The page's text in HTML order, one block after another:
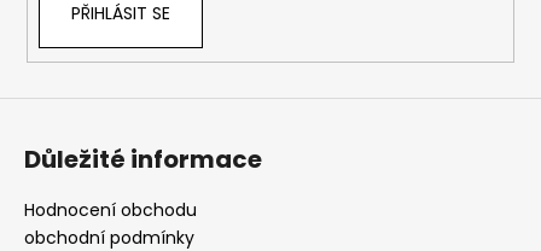
PŘIHLÁSIT SE
Důležité informace
Hodnocení obchodu
obchodní podmínky